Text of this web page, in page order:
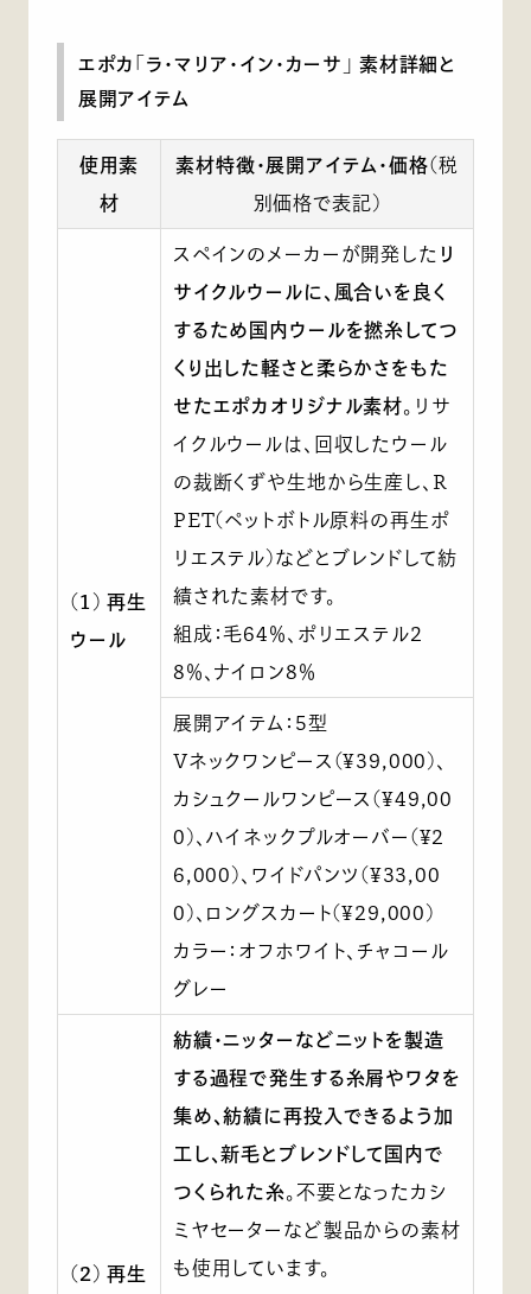
エポカ「ラ・マリア・イン・カーサ」 素材詳細と
展開アイテム
使用素
材
素材特徴・展開アイテム・価格(税
別価格で表記)
(1) 再生
ウール
スペインのメーカーが開発した リ
サイクルウールに、風合いを良く
するため国内ウールを撚糸してつ
くり出した軽さと柔らかさをもた
せたエポカオリジナル素材。リサ
イクルウールは、回収したウール
の裁断くずや生地から生産し、R
PET(ペットボトル原料の再生ポ
リエステル)などとブレンドして紡
績された素材です。
組成：毛64％、ポリエステル2
8％、ナイロン8％
展開アイテム：5型
Vネックワンピース(¥39,000)、
カシュクールワンピース(¥49,00
0)、ハイネックプルオーバー(¥2
6,000)、ワイドパンツ(¥33,00
0)、ロングスカート(¥29,000)
カラー：オフホワイト、チャコール
グレー
(2) 再生
紡績・ニッターなどニットを製造
する過程で発生する糸屑やワタを
集め、紡績に再投入できるよう加
工し、新毛とブレンドして国内で
つくられた糸。不要となったカシ
ミヤセーターなど製品からの素材
も使用しています。